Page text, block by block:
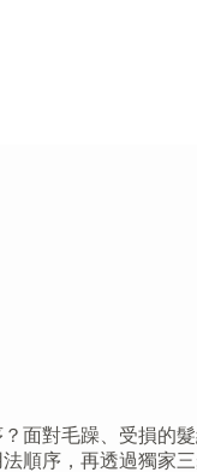
面對毛躁、受損的
順序，再透過獨家